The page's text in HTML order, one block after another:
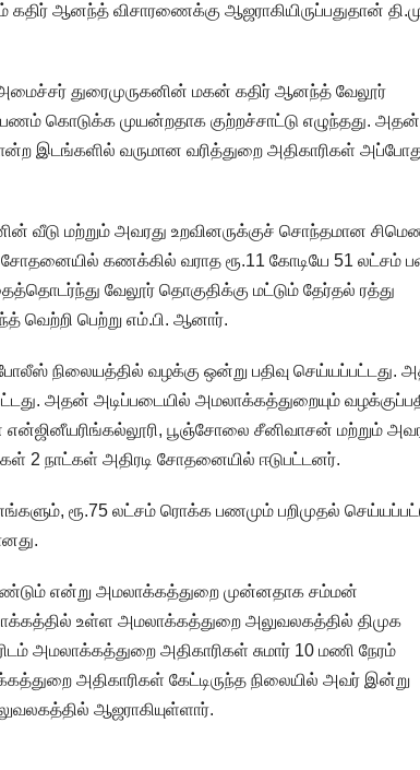
ஆனந்த் விசாரணைக்கு ஆஜராகியிருப்பதுதான்
துரைமுருகனின் மகன் கதிர் ஆனந்த் வேலூர்
பணம் கொடுக்க முயன்றதாக குற்றச்சாட்டு எழுந்தது.
இடங்களில் வருமான வரித்துறை அதிகாரிகள்
வீடு மற்றும் அவரது உறவினருக்குச் சொந்தமான
கணக்கில் வராத ரூ.11 கோடியே 51 லட்சம்
வேலூர் தொகுதிக்கு மட்டும் தேர்தல் ரத்து
வெற்றி பெற்று எம்.பி. ஆனார்.
நிலையத்தில் வழக்கு ஒன்று பதிவு செய்யப்பட்டது.
அதன் அடிப்படையில் அமலாக்கத்துறையும்
பூஞ்சோலை சீனிவாசன் மற்றும்
2 நாட்கள் அதிரடி சோதனையில் ஈடுபட்டனர்.
ரூ.75 லட்சம் ரொக்க பணமும் பறிமுதல்
என்று அமலாக்கத்துறை முன்னதாக சம்மன்
உள்ள அமலாக்கத்துறை அலுவலகத்தில் திமுக
அமலாக்கத்துறை அதிகாரிகள் சுமார் 10 மணி நேரம்
அதிகாரிகள் கேட்டிருந்த நிலையில் அவர் இன்று
ஆஜராகியுள்ளார்.